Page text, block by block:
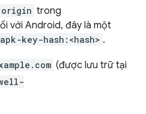
origin trong
với Android, đây là một
key-hash:<hash> .
(được lưu trữ tại